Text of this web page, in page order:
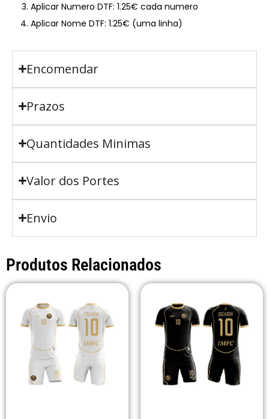
Aplicar Numero DTF: 1.25€ cada numero
Aplicar Nome DTF: 1.25€ (uma linha)
Encomendar
Prazos
Quantidades Minimas
Valor dos Portes
Envio
Produtos Relacionados